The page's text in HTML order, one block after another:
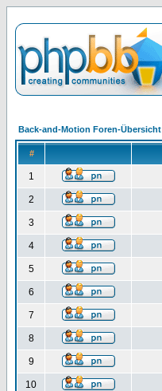
Back-and-Motion Foren-Übersicht
#
1
2
3
4
5
6
7
8
9
10